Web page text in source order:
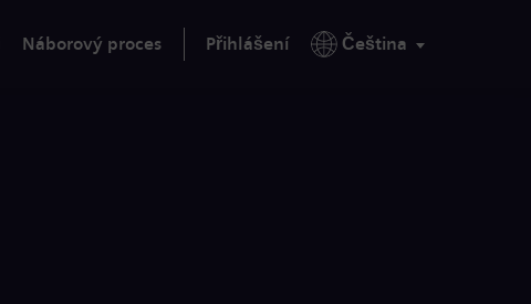
Náborový proces Přihlášení Čeština